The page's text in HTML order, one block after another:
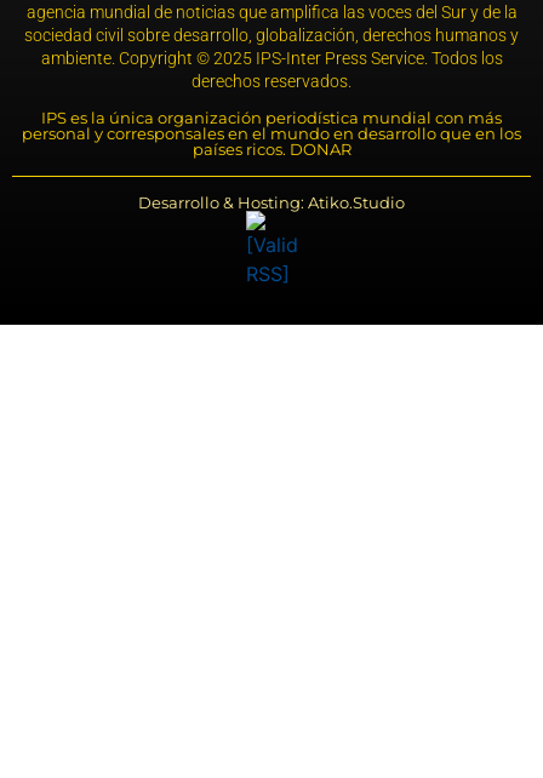
agencia mundial de noticias que amplifica las voces del Sur y de la
sociedad civil sobre desarrollo, globalización, derechos humanos y
ambiente. Copyright © 2025 IPS-Inter Press Service. Todos los
derechos reservados.
IPS es la única organización periodística mundial con más
personal y corresponsales en el mundo en desarrollo que en los
países ricos. DONAR
Desarrollo & Hosting: Atiko.Studio